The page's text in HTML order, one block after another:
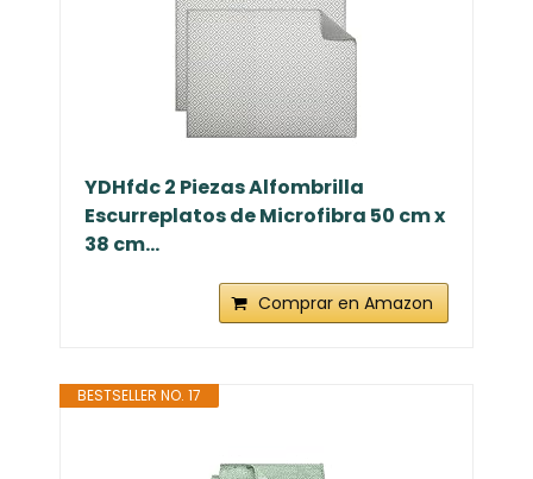
YDHfdc 2 Piezas Alfombrilla
Escurreplatos de Microfibra 50 cm x
38 cm...
Comprar en Amazon
BESTSELLER NO. 17